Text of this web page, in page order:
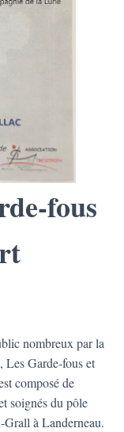
fous
nombreux par la
Les Garde-fous et
composé de
soignés du pôle
à Landerneau.